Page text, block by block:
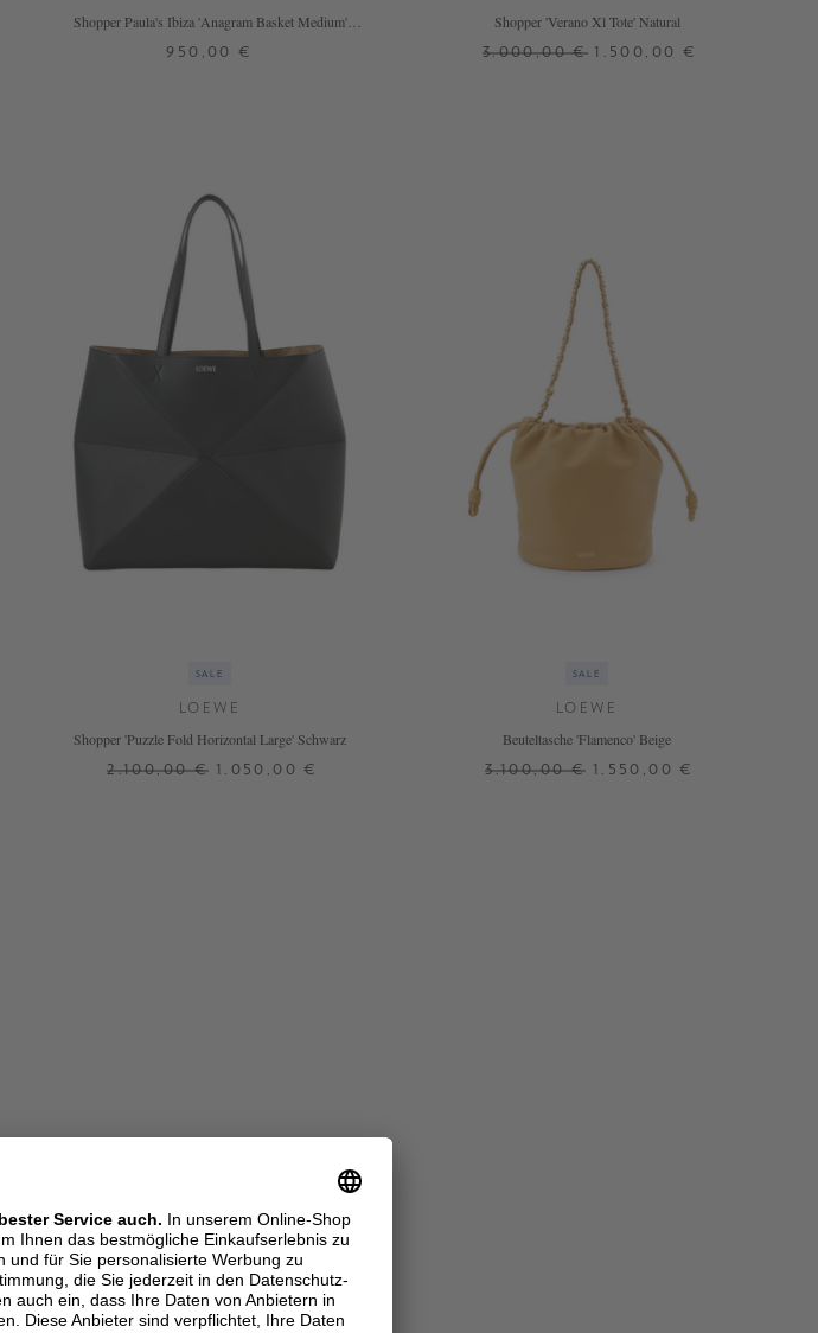
Shopper Paula's Ibiza 'Anagram Basket Medium'
950,00 €
Shopper 'Verano Xl Tote' Natural
3.000,00 € 1.500,00 €
SALE
LOEWE
Shopper 'Puzzle Fold Horizontal Large' Schwarz
2.100,00 € 1.050,00 €
SALE
LOEWE
Beuteltasche 'Flamenco' Beige
3.100,00 € 1.550,00 €